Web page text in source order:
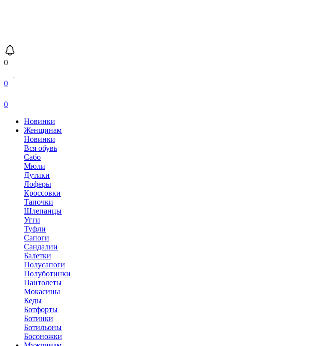
0
0
0
Новинки
Женщинам
Новинки
Вся обувь
Сабо
Мюли
Дутики
Лоферы
Кроссовки
Тапочки
Шлепанцы
Угги
Туфли
Сапоги
Сандалии
Балетки
Полусапоги
Полуботинки
Пантолеты
Мокасины
Кеды
Ботфорты
Ботинки
Ботильоны
Босоножки